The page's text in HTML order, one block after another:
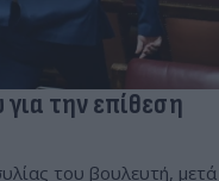
την επίθεση
του βουλευτή, μετά